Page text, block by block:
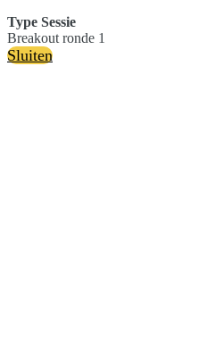
Type Sessie
Breakout ronde 1
Sluiten